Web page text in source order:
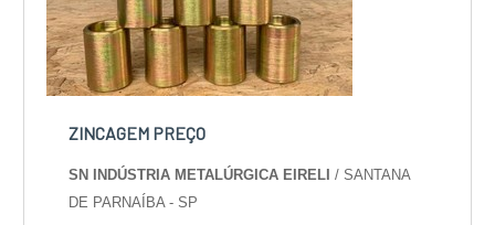
ZINCAGEM PREÇO
SN INDÚSTRIA METALÚRGICA EIRELI/ SANTANA
DE PARNAÍBA - SP